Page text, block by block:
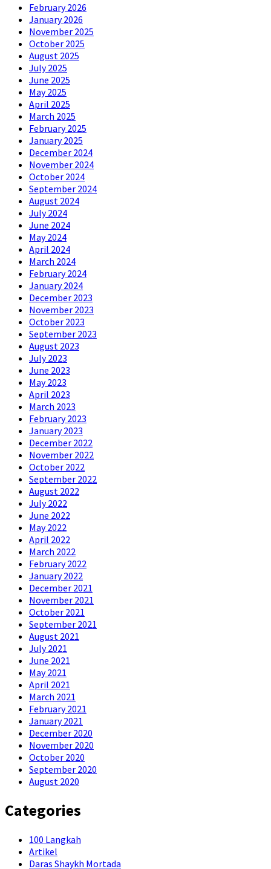
February 2026
January 2026
November 2025
October 2025
August 2025
July 2025
June 2025
May 2025
April 2025
March 2025
February 2025
January 2025
December 2024
November 2024
October 2024
September 2024
August 2024
July 2024
June 2024
May 2024
April 2024
March 2024
February 2024
January 2024
December 2023
November 2023
October 2023
September 2023
August 2023
July 2023
June 2023
May 2023
April 2023
March 2023
February 2023
January 2023
December 2022
November 2022
October 2022
September 2022
August 2022
July 2022
June 2022
May 2022
April 2022
March 2022
February 2022
January 2022
December 2021
November 2021
October 2021
September 2021
August 2021
July 2021
June 2021
May 2021
April 2021
March 2021
February 2021
January 2021
December 2020
November 2020
October 2020
September 2020
August 2020
Categories
100 Langkah
Artikel
Daras Shaykh Mortada